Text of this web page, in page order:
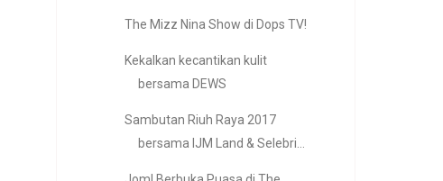
The Mizz Nina Show di Dops TV!
Kekalkan kecantikan kulit
bersama DEWS
Sambutan Riuh Raya 2017
bersama IJM Land & Selebri...